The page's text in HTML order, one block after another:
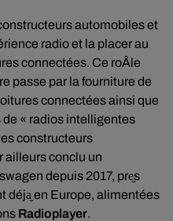
automobiles et
radio et la placer au
connectées. Ce roÂle
passe par la fourniture de
connectées ainsi que
« radios intelligentes
constructeurs
ailleurs conclu un
depuis 2017, pre̬s
déja̬ en Europe, alimentées
Radioplayer.